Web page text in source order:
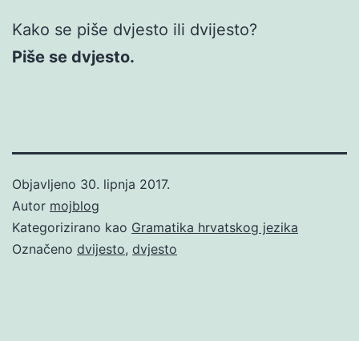
Kako se piše dvjesto ili dvijesto?
Piše se dvjesto.
Objavljeno 30. lipnja 2017.
Autor mojblog
Kategorizirano kao Gramatika hrvatskog jezika
Označeno dvijesto, dvjesto